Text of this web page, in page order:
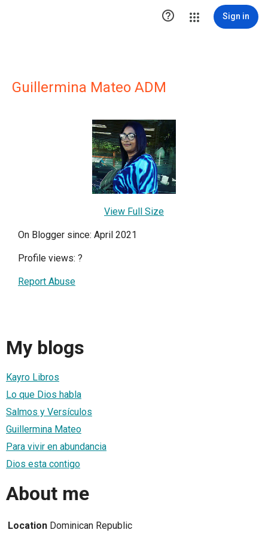
 Sign in
Guillermina Mateo ADM
View Full Size
On Blogger since: April 2021
Profile views: ?
Report Abuse
My blogs
Kayro Libros
Lo que Dios habla
Salmos y Versículos
Guillermina Mateo
Para vivir en abundancia
Dios esta contigo
About me
Location Dominican Republic